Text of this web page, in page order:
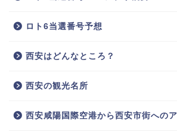
ロト6当選番号予想
西安はどんなところ？
西安の観光名所
西安咸陽国際空港から西安市街への